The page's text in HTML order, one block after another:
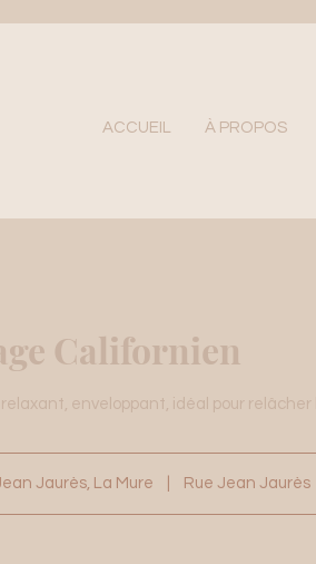
ACCUEIL À PROPOS
Californien
enveloppant, idéal pour relâcher
Jaurès, La Mure Rue Jean Jaurès